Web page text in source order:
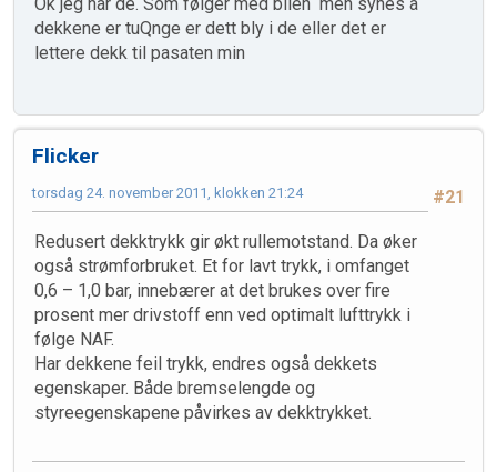
dekkene er tuQnge er dett bly i de eller det er
lettere dekk til pasaten min
Flicker
#21
torsdag 24. november 2011, klokken 21:24
Redusert dekktrykk gir økt rullemotstand. Da øker
også strømforbruket. Et for lavt trykk, i omfanget
0,6 – 1,0 bar, innebærer at det brukes over fire
prosent mer drivstoff enn ved optimalt lufttrykk i
følge NAF.
Har dekkene feil trykk, endres også dekkets
egenskaper. Både bremselengde og
styreegenskapene påvirkes av dekktrykket.